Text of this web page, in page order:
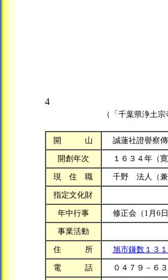
4
（「千葉県浄
開 山
誠蓮社證譽察
開創年次
１６３４年（
現 住 職
千野 法人（兼
指定文化財
年中行事
修正会（1月6
事業活動
住 所
旭市鎌数１３
電 話
０４７９－６